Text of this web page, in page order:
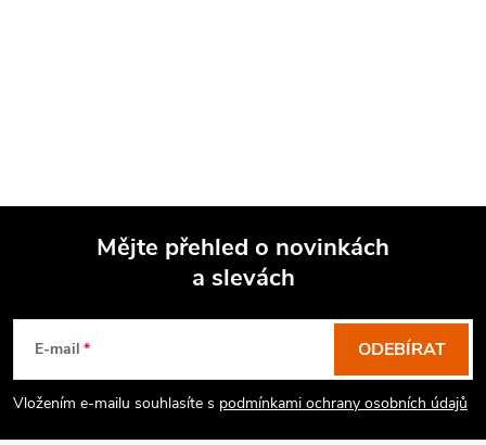
Mějte přehled o novinkách
a slevách
E-mail
Vložením e-mailu souhlasíte s podmínkami ochrany osobních údajů
ODEBÍRAT